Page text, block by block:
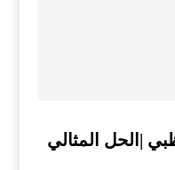
|الحل المثالي